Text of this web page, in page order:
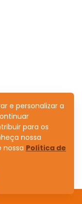
e personalizar a
para os
nossa
nossa Política de